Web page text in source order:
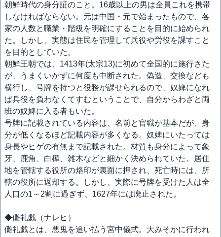
朝鮮時代の身分証のこと。16歳以上の男は全員これを携帯
しなければならない。元は中国・元で始まったもので、各
家の人数と職業・階級を明確にすることを目的に始められ
た。しかし、実態は住民を管理して兵役や労役を課すこと
を目的としていた。
朝鮮王朝では、1413年(太宗13)に初めて全国的に施行さた
が、うまくいかずに何度も中断された。偽造、交換なども
横行し、号牌を持つと役務が課せられるので、奴婢になれ
ば兵役を負わなくてすむということで、自分からわざと両
班の奴婢に入る者もいた。
号牌に記載されている内容は、名前と官職が基本だが、身
分が低くなるほど記載内容が多くなる。奴婢にいたっては
身長やヒゲの有無まで記載された。材質も身分によって象
牙、鹿角、白樺、雑木などと細かく決められていた。居住
地を管轄する役所の烙印が裏面に押され、死亡時には、所
轄の役所に返却する。しかし、実際に号牌を受けた人は全
人口の1～2割に過ぎず、1627年には廃止された。
◆儺礼戯（ナレヒ）
儺礼戯とは、悪鬼を追い払う宮中儀式。大みそかに行われ